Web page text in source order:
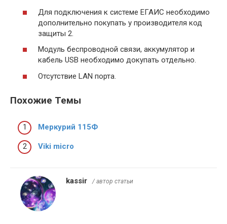
Для подключения к системе ЕГАИС необходимо
дополнительно покупать у производителя код
защиты 2.
Модуль беспроводной связи, аккумулятор и
кабель USB необходимо докупать отдельно.
Отсутствие LAN порта.
Похожие Темы
Меркурий 115Ф
Viki micro
kassir / автор статьи